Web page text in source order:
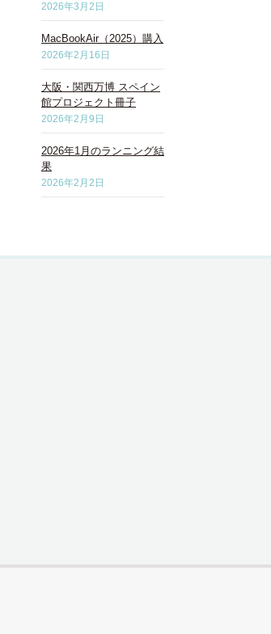
2026年3月2日
MacBookAir（2025）購入
2026年2月16日
大阪・関西万博 スペイン
館プロジェクト冊子
2026年2月9日
2026年1月のランニング結
果
2026年2月2日